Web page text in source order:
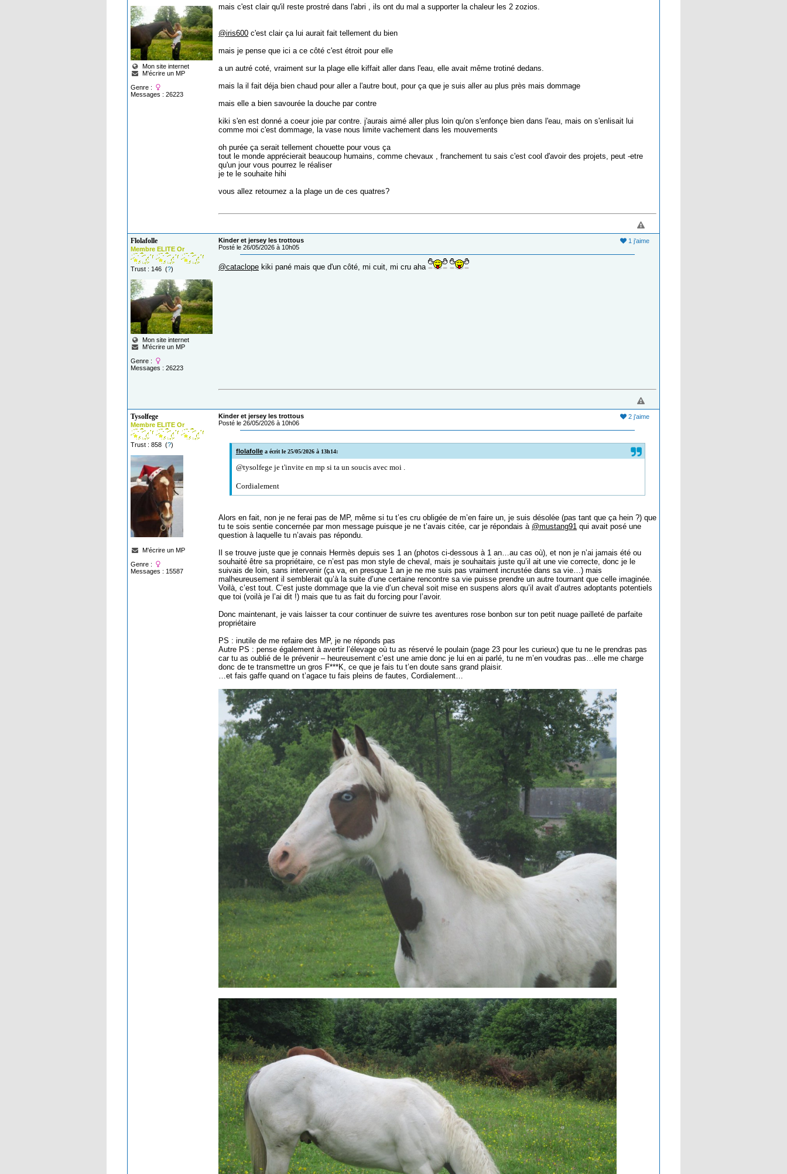
Mon site internet
M'écrire un MP
Genre :
Messages : 26223
mais c'est clair qu'il reste prostré dans l'abri , ils ont du mal a supporter la chaleur les 2 zozios.
@iris600 c'est clair ça lui aurait fait tellement du bien
mais je pense que ici a ce côté c'est étroit pour elle
a un autré coté, vraiment sur la plage elle kiffait aller dans l'eau, elle avait même trotiné dedans.
mais la il fait déja bien chaud pour aller a l'autre bout, pour ça que je suis aller au plus près mais dommage
mais elle a bien savourée la douche par contre
kiki s'en est donné a coeur joie par contre. j'aurais aimé aller plus loin qu'on s'enfonçe bien dans l'eau, mais on s'enlisait lui
comme moi c'est dommage, la vase nous limite vachement dans les mouvements
oh purée ça serait tellement chouette pour vous ça
tout le monde apprécierait beaucoup humains, comme chevaux , franchement tu sais c'est cool d'avoir des projets, peut -etre
qu'un jour vous pourrez le réaliser
je te le souhaite hihi
vous allez retournez a la plage un de ces quatres?
Flolafolle
Membre ELITE Or
Trust : 146 (?)
Mon site internet
M'écrire un MP
Genre :
Messages : 26223
1 j'aime
Kinder et jersey les trottous
Posté le 26/05/2026 à 10h05
@cataclope kiki pané mais que d'un côté, mi cuit, mi cru aha
Tysolfege
Membre ELITE Or
Trust : 858 (?)
M'écrire un MP
Genre :
Messages : 15587
2 j'aime
Kinder et jersey les trottous
Posté le 26/05/2026 à 10h06
flolafollea écrit le 25/05/2026 à 13h14:
@tysolfege je t'invite en mp si ta un soucis avec moi .
Cordialement
Alors en fait, non je ne ferai pas de MP, même si tu t’es cru obligée de m’en faire un, je suis désolée (pas tant que ça hein ?) que
tu te sois sentie concernée par mon message puisque je ne t’avais citée, car je répondais à @mustang91 qui avait posé une
question à laquelle tu n’avais pas répondu.
Il se trouve juste que je connais Hermès depuis ses 1 an (photos ci-dessous à 1 an…au cas où), et non je n’ai jamais été ou
souhaité être sa propriétaire, ce n’est pas mon style de cheval, mais je souhaitais juste qu’il ait une vie correcte, donc je le
suivais de loin, sans intervenir (ça va, en presque 1 an je ne me suis pas vraiment incrustée dans sa vie…) mais
malheureusement il semblerait qu’à la suite d’une certaine rencontre sa vie puisse prendre un autre tournant que celle imaginée.
Voilà, c’est tout. C’est juste dommage que la vie d’un cheval soit mise en suspens alors qu’il avait d’autres adoptants potentiels
que toi (voilà je l’ai dit !) mais que tu as fait du forcing pour l’avoir.
Donc maintenant, je vais laisser ta cour continuer de suivre tes aventures rose bonbon sur ton petit nuage pailleté de parfaite
propriétaire
PS : inutile de me refaire des MP, je ne réponds pas
Autre PS : pense également à avertir l’élevage où tu as réservé le poulain (page 23 pour les curieux) que tu ne le prendras pas
car tu as oublié de le prévenir – heureusement c’est une amie donc je lui en ai parlé, tu ne m’en voudras pas…elle me charge
donc de te transmettre un gros F***K, ce que je fais tu t’en doute sans grand plaisir.
…et fais gaffe quand on t’agace tu fais pleins de fautes, Cordialement…